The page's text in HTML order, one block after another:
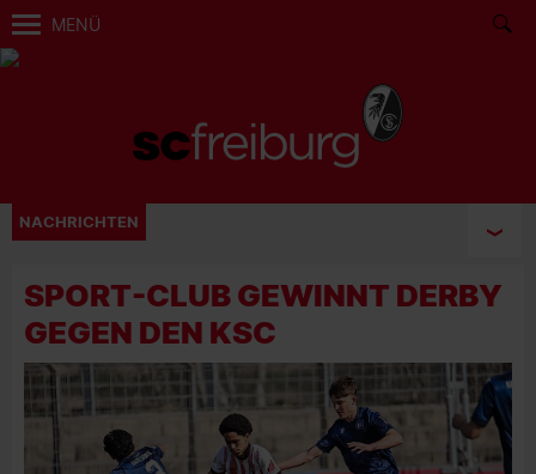
MENÜ
NACHRICHTEN
SPORT-CLUB GEWINNT DERBY
GEGEN DEN KSC